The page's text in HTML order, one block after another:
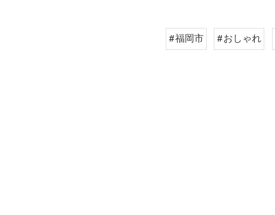
#福岡市 #おしゃれ